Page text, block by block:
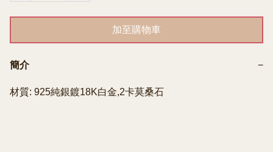
加至購物車
簡介 −
材質: 925純銀鍍18K白金,2卡莫桑石